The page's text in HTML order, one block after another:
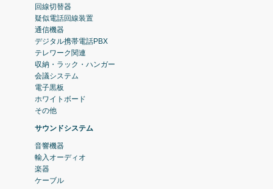
回線切替器
疑似電話回線装置
通信機器
デジタル携帯電話PBX
テレワーク関連
収納・ラック・ハンガー
会議システム
電子黒板
ホワイトボード
その他
サウンドシステム
音響機器
輸入オーディオ
楽器
ケーブル